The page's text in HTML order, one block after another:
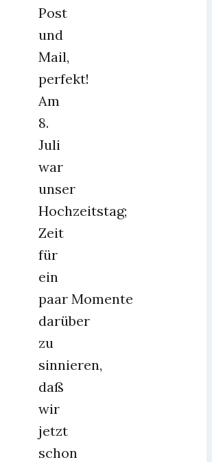
Post
und
Mail,
perfekt!
Am
8.
Juli
war
unser
Hochzeitstag;
Zeit
für
ein
paar Momente
darüber
zu
sinnieren,
daß
wir
jetzt
schon